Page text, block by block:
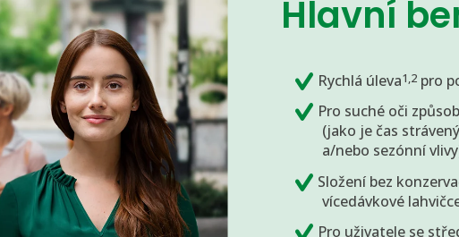
Hlavní
Rychlá úleva1,2 pro
Pro suché oči
(jako je čas
a/nebo sezónní
Složení bez
vícedávkové
Pro uživatele se